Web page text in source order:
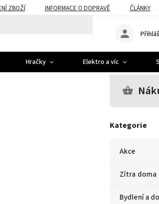
ZBOŽÍ INFORMACE O DOPRAVĚ ČLÁNKY
Hračky Elektro a víc
Kategorie
Akce
Zítra doma
Bydlení a